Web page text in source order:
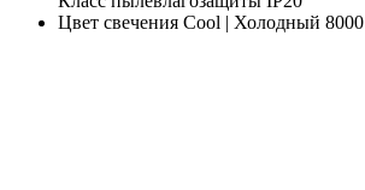
Цвет свечения Cool | Холодный